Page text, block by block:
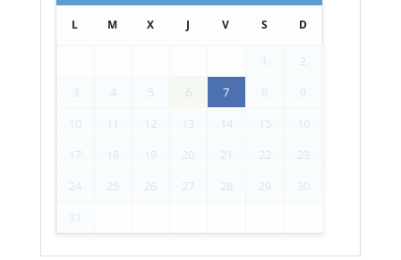
L M X J V S D
1
2
3
4 5 6 7 8
9
10
11 12 13 14 15
16
17
18 19 20 21 22
23
24
25 26 27 28 29
30
31